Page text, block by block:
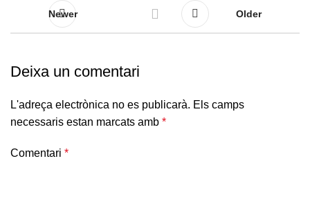
Newer Older
Deixa un comentari
L'adreça electrònica no es publicarà. Els camps
necessaris estan marcats amb *
Comentari *